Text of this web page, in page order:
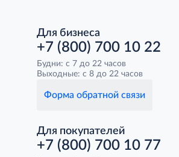
Для бизнеса
+7 (800) 700 10 22
Будни: с 7 до 22 часов
Выходные: с 8 до 22 часов
Форма обратной связи
Для покупателей
+7 (800) 700 10 77